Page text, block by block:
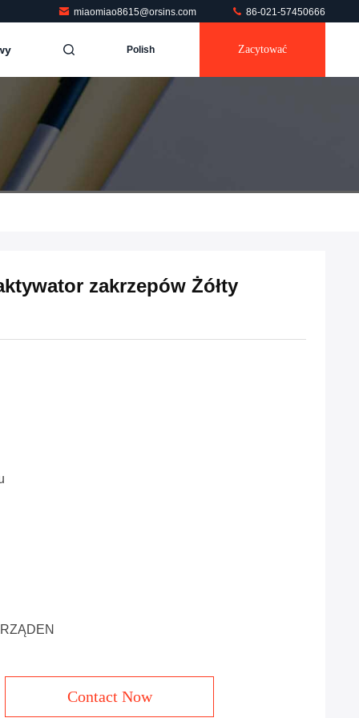
miaomiao8615@orsins.com 86-021-57450666
Polish Zacytować
zakrzepów Żółty
Contact Now